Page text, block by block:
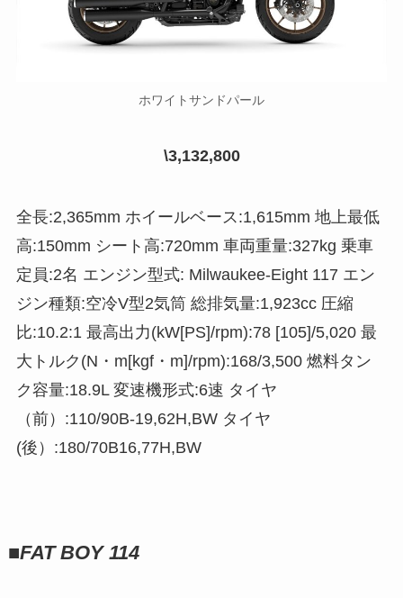
ホワイトサンドパール
\3,132,800
全長:2,365mm ホイールベース:1,615mm 地上最低
高:150mm シート高:720mm 車両重量:327kg 乗車
定員:2名 エンジン型式: Milwaukee-Eight 117 エン
ジン種類:空冷V型2気筒 総排気量:1,923cc 圧縮
比:10.2:1 最高出力(kW[PS]/rpm):78 [105]/5,020 最
大トルク(N・m[kgf・m]/rpm):168/3,500 燃料タン
ク容量:18.9L 変速機形式:6速 タイヤ
（前）:110/90B-19,62H,BW タイヤ
(後）:180/70B16,77H,BW
■FAT BOY 114